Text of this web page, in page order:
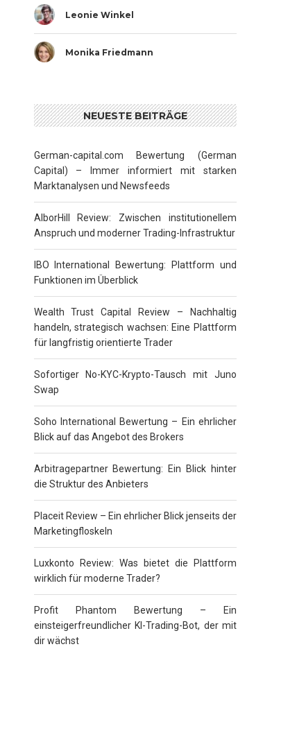
Leonie Winkel
Monika Friedmann
NEUESTE BEITRÄGE
German-capital.com Bewertung (German
Capital) – Immer informiert mit starken
Marktanalysen und Newsfeeds
AlborHill Review: Zwischen institutionellem
Anspruch und moderner Trading-Infrastruktur
IBO International Bewertung: Plattform und
Funktionen im Überblick
Wealth Trust Capital Review – Nachhaltig
handeln, strategisch wachsen: Eine Plattform
für langfristig orientierte Trader
Sofortiger No-KYC-Krypto-Tausch mit Juno
Swap
Soho International Bewertung – Ein ehrlicher
Blick auf das Angebot des Brokers
Arbitragepartner Bewertung: Ein Blick hinter
die Struktur des Anbieters
Placeit Review – Ein ehrlicher Blick jenseits der
Marketingfloskeln
Luxkonto Review: Was bietet die Plattform
wirklich für moderne Trader?
Profit Phantom Bewertung – Ein
einsteigerfreundlicher KI-Trading-Bot, der mit
dir wächst